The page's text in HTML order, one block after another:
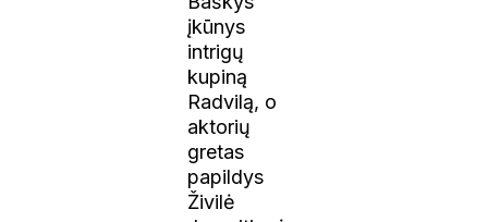
įkūnys
intrigų
kupiną
Radvilą, o
aktorių
gretas
papildys
Živilė